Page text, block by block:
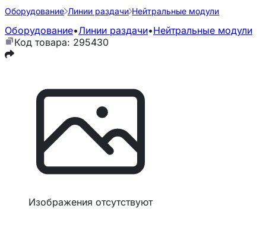
Оборудование Линии раздачи Нейтральные модули
Оборудование•Линии раздачи•Нейтральные модули
Код товара: 295430
Изображения отсутствуют